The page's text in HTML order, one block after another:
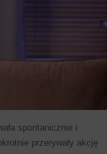
spontanicznie i
przerywały akcję